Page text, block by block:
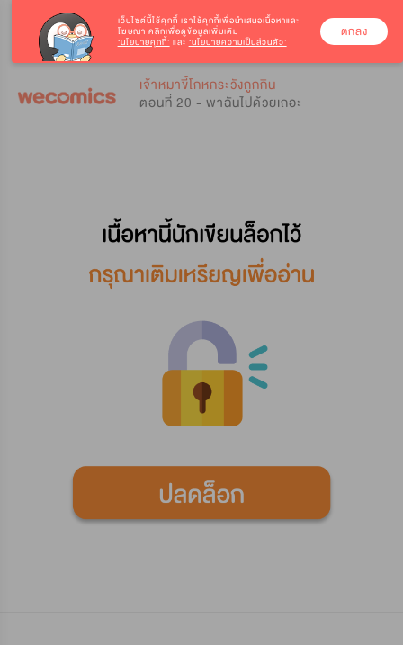
เจ้าหมาขี้โกหกระวังถูกกิน
ตอนที่ 20 - พาฉันไปด้วยเถอะ
เว็บไซต์นี้ใช้คุกกี้ เราใช้คุกกี้เพื่อนำเสนอเนื้อหาและ
โฆษณา คลิกเพื่อดูข้อมูลเพิ่มเติม
‘นโยบายคุกกี้’ และ ‘นโยบายความเป็นส่วนตัว’
ตกลง